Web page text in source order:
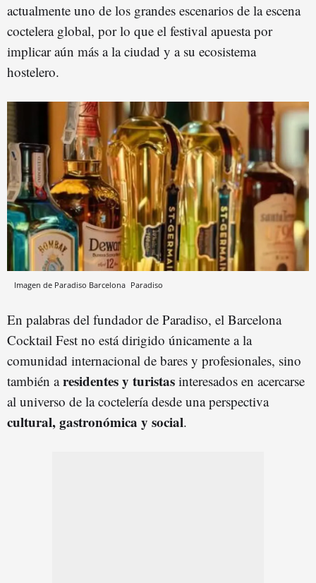
actualmente uno de los grandes escenarios de la escena
coctelera global, por lo que el festival apuesta por
implicar aún más a la ciudad y a su ecosistema
hostelero.
Imagen de Paradiso Barcelona Paradiso
En palabras del fundador de Paradiso, el Barcelona
Cocktail Fest no está dirigido únicamente a la
comunidad internacional de bares y profesionales, sino
también aresidentes y turistas interesados en acercarse
al universo de la coctelería desde una perspectiva
cultural, gastronómica y social.